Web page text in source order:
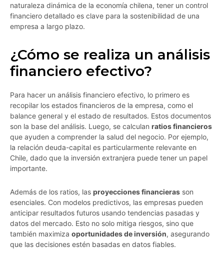
naturaleza dinámica de la economía chilena, tener un control
financiero detallado es clave para la sostenibilidad de una
empresa a largo plazo.
¿Cómo se realiza un análisis
financiero efectivo?
Para hacer un análisis financiero efectivo, lo primero es
recopilar los estados financieros de la empresa, como el
balance general y el estado de resultados. Estos documentos
son la base del análisis. Luego, se calculan ratios financieros
que ayuden a comprender la salud del negocio. Por ejemplo,
la relación deuda-capital es particularmente relevante en
Chile, dado que la inversión extranjera puede tener un papel
importante.
Además de los ratios, las proyecciones financieras son
esenciales. Con modelos predictivos, las empresas pueden
anticipar resultados futuros usando tendencias pasadas y
datos del mercado. Esto no solo mitiga riesgos, sino que
también maximiza oportunidades de inversión, asegurando
que las decisiones estén basadas en datos fiables.